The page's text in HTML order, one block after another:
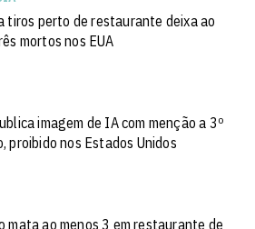
tiros perto de restaurante deixa ao
mortos nos EUA
imagem de IA com menção a 3º
proibido nos Estados Unidos
mata ao menos 3 em restaurante de